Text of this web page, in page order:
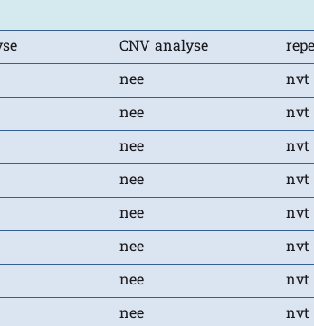
CNV analyse
nee
nvt
nee
nvt
nee
nvt
nee
nvt
nee
nvt
nee
nvt
nee
nvt
nee nvt